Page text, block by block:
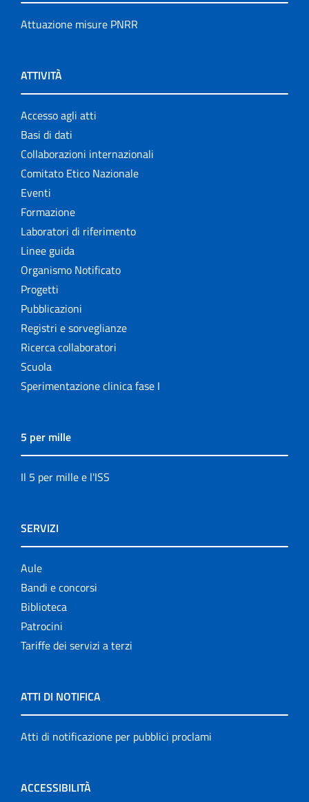
Attuazione misure PNRR
ATTIVITÀ
Accesso agli atti
Basi di dati
Collaborazioni internazionali
Comitato Etico Nazionale
Eventi
Formazione
Laboratori di riferimento
Linee guida
Organismo Notificato
Progetti
Pubblicazioni
Registri e sorveglianze
Ricerca collaboratori
Scuola
Sperimentazione clinica fase I
5 per mille
Il 5 per mille e l'ISS
SERVIZI
Aule
Bandi e concorsi
Biblioteca
Patrocini
Tariffe dei servizi a terzi
ATTI DI NOTIFICA
Atti di notificazione per pubblici proclami
ACCESSIBILITÀ